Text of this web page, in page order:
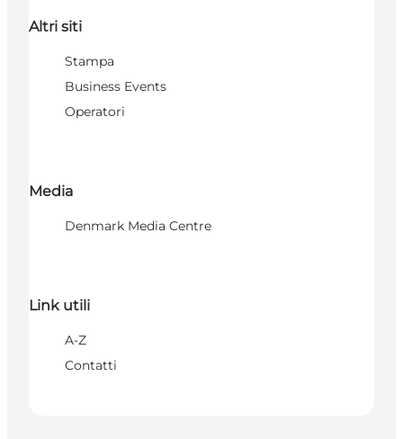
Altri siti
Stampa
Business Events
Operatori
Media
Denmark Media Centre
Link utili
A-Z
Contatti